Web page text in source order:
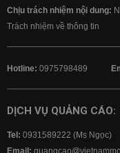
Lãi suất ngân
Chịu trách nhiệm nội dung:
Trách nhiệm về thông tin
Hotline: 0975798489
DỊCH VỤ QUẢNG CÁO:
Tel: 0931589222 (Ms Ngọc)
Email: